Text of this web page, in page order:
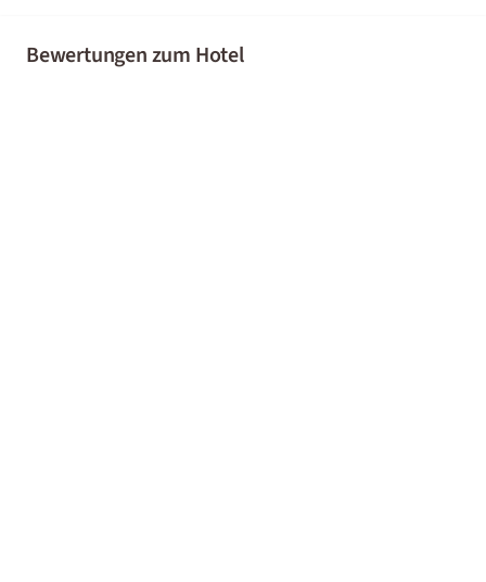
Bewertungen zum Hotel